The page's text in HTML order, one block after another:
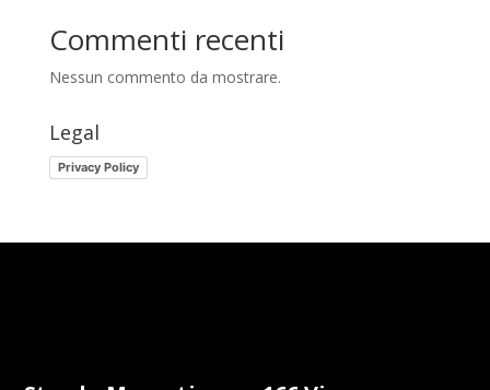
Commenti recenti
Nessun commento da mostrare.
Legal
Privacy Policy